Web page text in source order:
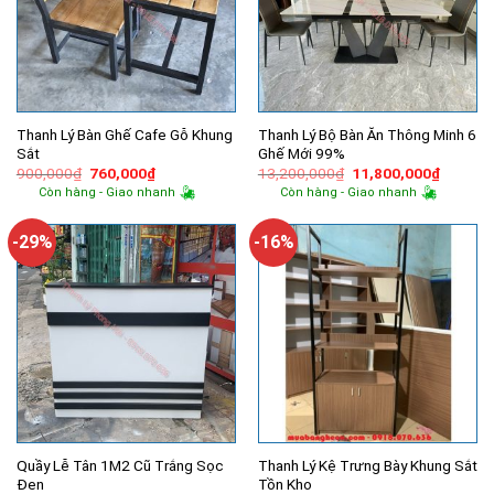
Thanh Lý Bàn Ghế Cafe Gỗ Khung
Sắt
900,000₫ Giá
gốc
là:
760,000₫Giá
hiện
tại
760,000₫.
Còn hàng - Giao nhanh
Thanh Lý Bộ Bàn Ăn Thông Minh 6
Ghế Mới 99%
13,200,000₫ Giá
gốc
là:
11,800,000₫Giá
hiện
Còn hàng - Giao nhanh
-29%
Quầy Lễ Tân 1M2 Cũ Trắng Sọc
Đen
-16%
Thanh Lý Kệ Trưng Bày Khung Sắt
Tồn Kho